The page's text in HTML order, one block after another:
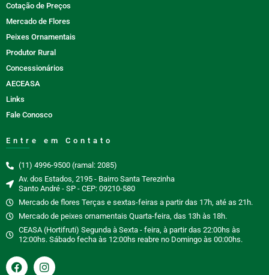
Cotação de Preços
Mercado de Flores
Peixes Ornamentais
Produtor Rural
Concessionários
AECEASA
Links
Fale Conosco
Entre em Contato
(11) 4996-9500 (ramal: 2085)
Av. dos Estados, 2195 - Bairro Santa Terezinha
Santo André - SP - CEP: 09210-580
Mercado de flores Terças e sextas-feiras a partir das 17h, até as 21h.
Mercado de peixes ornamentais Quarta-feira, das 13h às 18h.
CEASA (Hortifruti) Segunda à Sexta - feira, à partir das 22:00hs às
12:00hs. Sábado fecha às 12:00hs reabre no Domingo às 00:00hs.